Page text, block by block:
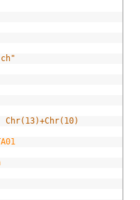
#Define BREAKLINE		Chr(13)+Chr(10)